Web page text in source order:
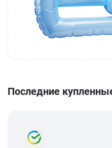
Последние